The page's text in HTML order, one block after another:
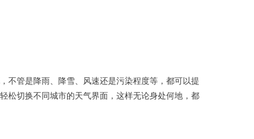
不管是降雨、降雪、风速还是污染程度等，都可以提
松切换不同城市的天气界面，这样无论身处何地，都